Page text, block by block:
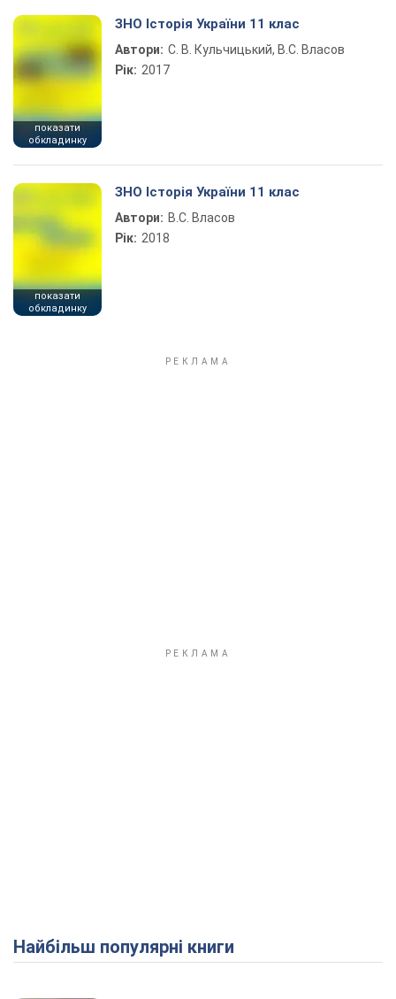
показати
обкладинку
ЗНО Історія України 11 клас
Автори: С. В. Кульчицький, В.С. Власов
Рік: 2017
показати
обкладинку
ЗНО Історія України 11 клас
Автори: В.С. Власов
Рік: 2018
Найбільш популярні книги